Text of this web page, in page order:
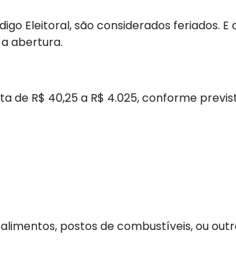
Eleitoral, são considerados feriados.
abertura.
R$ 40,25 a R$ 4.025, conforme
postos de combustíveis, ou